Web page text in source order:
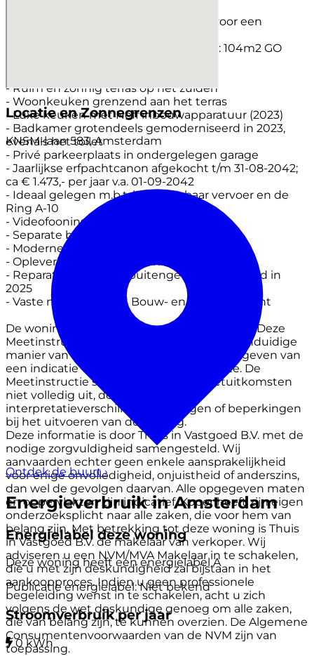
- Twee slaapkamers en mogelijkheid voor een
- Gemeten volgens NEN 2580-richtlijn: 104m2 GO
- Ruim en zonnig terras op het zuiden
- Woonkeuken grenzend aan het terras
- Luxe keuken met Neff inbouwapparatuur (2023)
- Badkamer grotendeels gemoderniseerd in 2023,
evenals het toilet
- Privé parkeerplaats in ondergelegen garage
- Jaarlijkse erfpachtcanon afgekocht t/m 31-08-2042;
ca € 1.473,- per jaar v.a. 01-09-2042
- Ideaal gelegen m.b.t. het openbaar vervoer en de
Ring A-10
- Videofooninstallatie aanwezig
- Separate berging van ca. 8m2
- Moderne CV-installatie (2023)
- Oplevering in overleg (kan snel)
- Reparatie voegwerk buitengevels uitgevoerd in
2025
- Vaste notaris: Dudok Bouw- en vastgoedrecht
De woning is ingemeten conform NEN2580. Deze
Meetinstructie is bedoeld om een meer eenduidige
manier van meten toe te passen voor het geven van
een indicatie van de gebruiksoppervlakte. De
Meetinstructie sluit verschillen in meetuitkomsten
niet volledig uit, door bijvoorbeeld
interpretatieverschillen, afrondingen of beperkingen
bij het uitvoeren van de meting.
Deze informatie is door Thuis in Vastgoed B.V. met de
nodige zorgvuldigheid samengesteld. Wij
aanvaarden echter geen enkele aansprakelijkheid
voor enige onvolledigheid, onjuistheid of anderszins,
dan wel de gevolgen daarvan. Alle opgegeven maten
en oppervlakten zijn indicatief. Koper heeft zijn eigen
onderzoeksplicht naar alle zaken, die voor hem van
belang zijn. Met betrekking tot deze woning is Thuis
in Vastgoed B.V. de makelaar van verkoper. Wij
adviseren u een NVM/MVA Makelaar in te schakelen,
die u met zijn deskundigheid zal bijstaan in het
aankoopproces. Indien u geen professionele
begeleiding wenst in te schakelen, acht u zich
volgens de wet deskundige genoeg om alle zaken,
die van belang zijn, te kunnen overzien. De Algemene
Consumentenvoorwaarden van de NVM zijn van
toepassing.
Locatie en Zonnegrenzen
KNSM-laan 583, Amsterdam
Ontdek de buurt›
Energieverbruik in Amsterdam
Energielabel deze woning
Deze woning heeft een energielabelA
Publicatie energielabel: Niet bekend
Stroomverbruik per jaar
0 kWh